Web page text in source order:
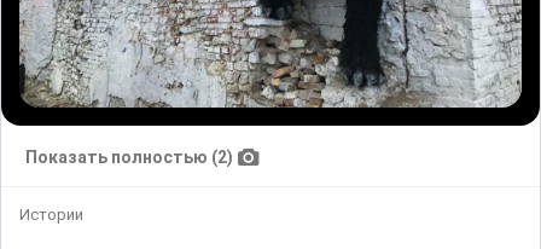
Показать полностью (2)
Истории